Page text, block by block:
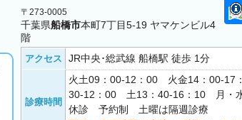
〒273-0005
千葉県船橋市本町7丁目5-19 ヤマケンビル4
階
アクセス JR中央･総武線 船橋駅 徒歩 1分
診療時間
火土09：00-12：00 火金14：00-17
30-12：00 土13：40-16：10 月・
休診 予約制 土曜は隔週診療